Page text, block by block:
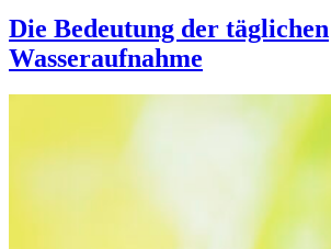
Die Bedeutung der täglichen
Wasseraufnahme